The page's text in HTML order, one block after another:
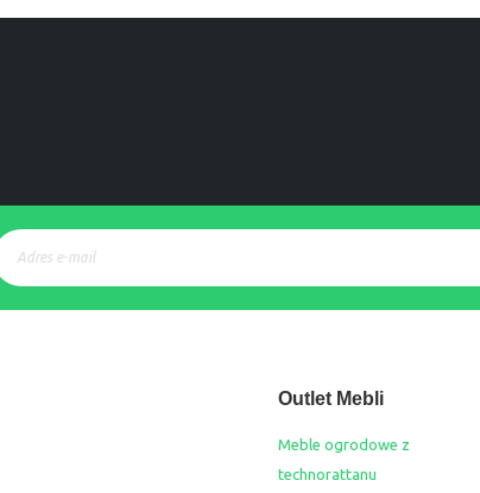
Outlet Mebli
Meble ogrodowe z
technorattanu